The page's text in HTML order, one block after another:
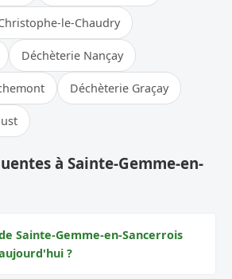
le-Chaudry
Déchèterie Nançay
Déchèterie Graçay
à Sainte-Gemme-en-
Sainte-Gemme-en-Sancerrois
?